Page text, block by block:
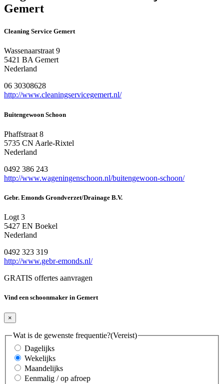
Gemert
Cleaning Service Gemert
Wassenaarstraat 9
5421 BA Gemert
Nederland
06 30308628
http://www.cleaningservicegemert.nl/
Buitengewoon Schoon
Phaffstraat 8
5735 CN Aarle-Rixtel
Nederland
0492 386 243
http://www.wageningenschoon.nl/buitengewoon-schoon/
Gebr. Emonds Grondverzet/Drainage B.V.
Logt 3
5427 EN Boekel
Nederland
0492 323 319
http://www.gebr-emonds.nl/
GRATIS offertes aanvragen
Vind een schoonmaker in Gemert
×
Wat is de gewenste frequentie?(Vereist)
Dagelijks
Wekelijks
Maandelijks
Eenmalig / op afroep